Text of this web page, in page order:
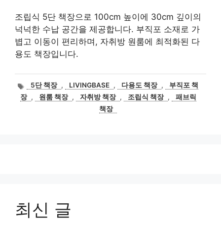
조립식 5단 책장으로 100cm 높이에 30cm 깊이의
넉넉한 수납 공간을 제공합니다. 부직포 소재로 가
볍고 이동이 편리하며, 자취방 원룸에 최적화된 다
용도 책장입니다.
태
그
5단 책장 , LIVINGBASE , 다용도 책장 ,
부직포 책
장 , 원룸 책장 , 자취방 책장 , 조립식 책장 ,
패브릭
책장
최신 글